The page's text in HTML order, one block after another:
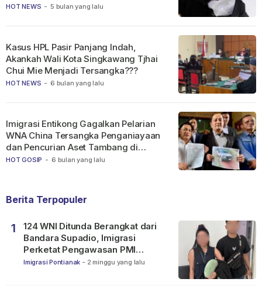
HOT NEWS - 5 bulan yang lalu
HOT NEWS - 6 bulan yang lalu
Kasus HPL Pasir Panjang Indah,
Akankah Wali Kota Singkawang Tjhai
Chui Mie Menjadi Tersangka???
HOT GOSIP - 6 bulan yang lalu
Imigrasi Entikong Gagalkan Pelarian
WNA China Tersangka Penganiayaan
dan Pencurian Aset Tambang di
Ketapang
Berita Terpopuler
1
124 WNI Ditunda Berangkat dari
Bandara Supadio, Imigrasi
Perketat Pengawasan PMI
Nonprosedural
Imigrasi Pontianak - 2 minggu yang lalu